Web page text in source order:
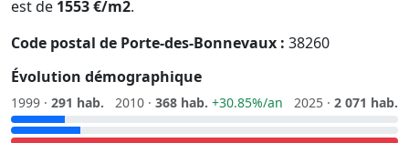
est de 1553 €/m2.
Code postal de Porte-des-Bonnevaux : 38260
Évolution démographique
1999 · 291 hab. 2010 · 368 hab. +30.85%/an 2025 · 2 071 hab.